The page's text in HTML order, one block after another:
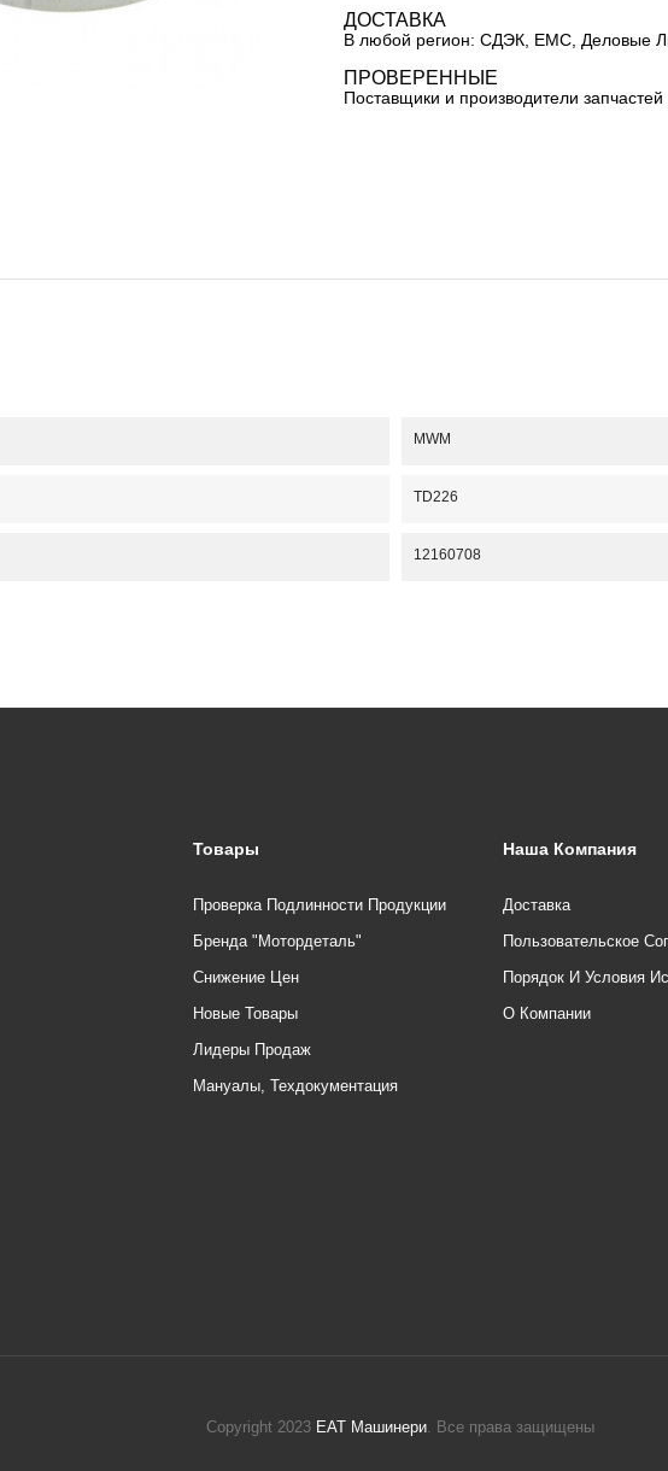
ДОСТАВКА
В любой регион: СДЭК, ЕМС, Деловые
ПРОВЕРЕННЫЕ
Поставщики и производители запчастей
MWM
TD226
12160708
Товары
Проверка Подлинности Продукции
Бренда "Мотордеталь"
Снижение Цен
Новые Товары
Лидеры Продаж
Мануалы, Техдокументация
Наша Компания
Доставка
Пользовательское
Порядок И Условия
О Компании
Copyright 2023 ЕАТ Машинери. Все права защищены